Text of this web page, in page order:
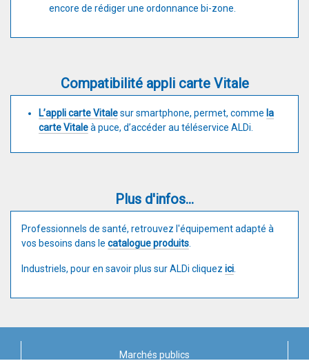
encore de rédiger une ordonnance bi-zone.
Compatibilité appli carte Vitale
L’appli carte Vitalesur smartphone, permet, comme la
carte Vitaleà puce, d’accéder au téléservice ALDi.
Plus d'infos...
Professionnels de santé, retrouvez l'équipement adapté à
vos besoins dans le catalogue produits
Industriels, pour en savoir plus sur ALDi cliquez ici
Marchés publics